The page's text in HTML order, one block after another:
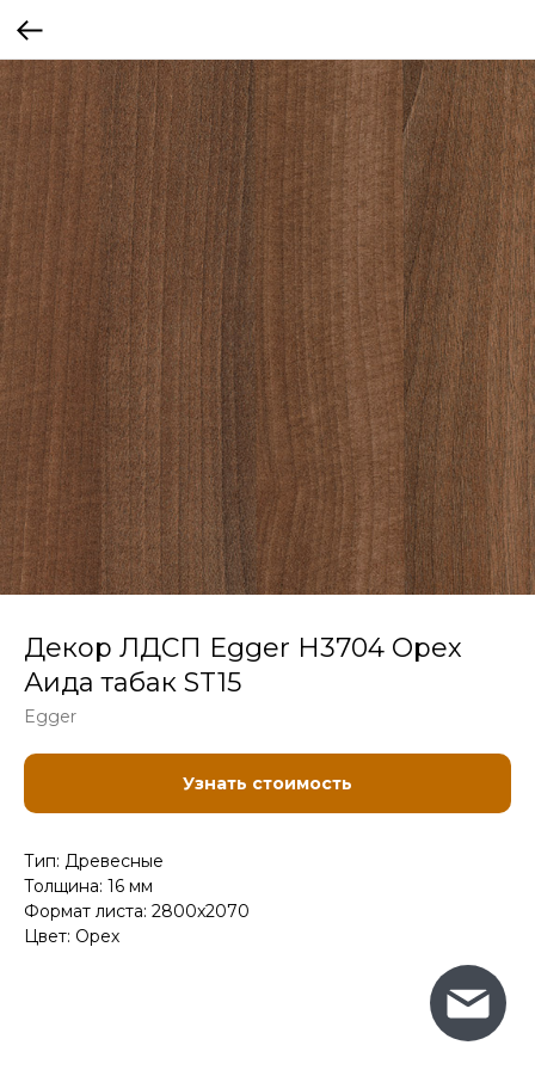
Декор ЛДСП Egger H3704 Орех
Аида табак ST15
Egger
Узнать стоимость
Тип: Древесные
Толщина: 16 мм
Формат листа: 2800x2070
Цвет: Орех